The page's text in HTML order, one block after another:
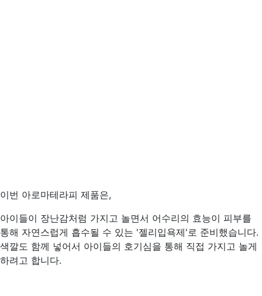
이번 아로마테라피 제품은,
아이들이 장난감처럼 가지고 놀면서 어수리의 효능이 피부를
통해 자연스럽게 흡수될 수 있는 '젤리입욕제'로 준비했습니다.
색깔도 함께 넣어서 아이들의 호기심을 통해 직접 가지고 놀게
하려고 합니다.